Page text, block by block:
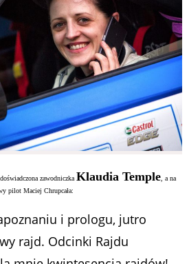
zawodniczkaKlaudia Temple, a na
pilot Maciej Chrupcała:
i prologu, jutro
rajd. Odcinki Rajdu